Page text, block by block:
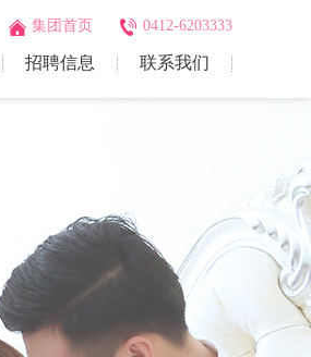
集团首页 0412-6203333
招聘信息 联系我们